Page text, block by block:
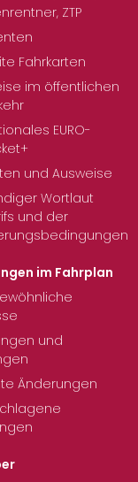
ZTP
Fahrkarten
im öffentlichen
EURO-
und Ausweise
Wortlaut
und der
im Fahrplan
und
Änderungen